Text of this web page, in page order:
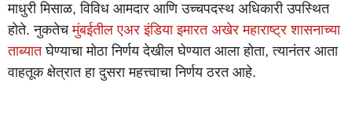
माधुरी मिसाळ, विविध आमदार आणि उच्चपदस्थ अधिकारी उपस्थित
होते. नुकतेचमुंबईतील एअर इंडिया इमारत अखेर महाराष्ट्र शासनाच्या
ताब्यातघेण्याचा मोठा निर्णय देखील घेण्यात आला होता, त्यानंतर आता
वाहतूक क्षेत्रात हा दुसरा महत्त्वाचा निर्णय ठरत आहे.